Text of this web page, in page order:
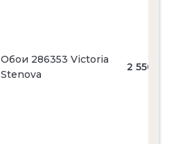
Обои 286353 Victoria
Stenova
2 550